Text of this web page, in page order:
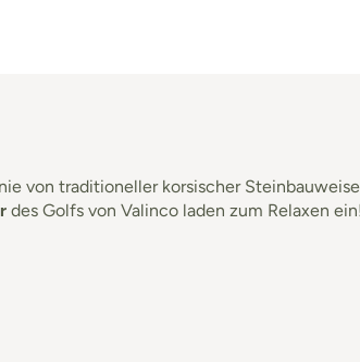
von traditioneller korsischer
des Golfs von Valinco laden zum Relaxen